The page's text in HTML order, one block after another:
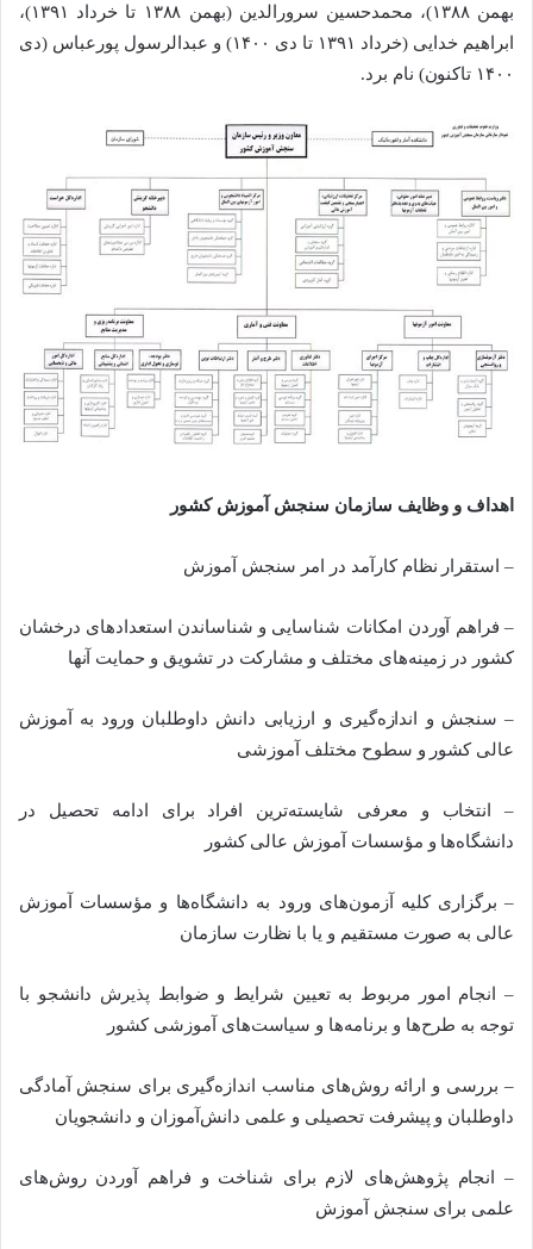
بهمن ۱۳۸۸)، محمدحسین سرورالدین (بهمن ۱۳۸۸ تا خرداد ۱۳۹۱)،
ابراهیم خدایی (خرداد ۱۳۹۱ تا دی ۱۴۰۰) و عبدالرسول پورعباس (دی
۱۴۰۰ تاکنون) نام برد.
اهداف و وظایف سازمان سنجش آموزش کشور
– استقرار نظام کارآمد در امر سنجش آموزش
– فراهم آوردن امکانات شناسایی و شناساندن استعدادهای درخشان
کشور در زمینه‌های مختلف و مشارکت در تشویق و حمایت آنها
– سنجش و اندازه‌گیری و ارزیابی دانش داوطلبان ورود به آموزش
عالی کشور و سطوح مختلف آموزشی
– انتخاب و معرفی شایسته‌ترین افراد برای ادامه تحصیل در
دانشگاه‌ها و مؤسسات آموزش عالی کشور
– برگزاری کلیه آزمون‌های ورود به دانشگاه‌ها و مؤسسات آموزش
عالی به صورت مستقیم و یا با نظارت سازمان
– انجام امور مربوط به تعیین شرایط و ضوابط پذیرش دانشجو با
توجه به طرح‌ها و برنامه‌ها و سیاست‌های آموزشی کشور
– بررسی و ارائه روش‌های مناسب اندازه‌گیری برای سنجش آمادگی
داوطلبان و پیشرفت تحصیلی و علمی دانش‌آموزان و دانشجویان
– انجام پژوهش‌های لازم برای شناخت و فراهم آوردن روش‌های
علمی برای سنجش آموزش